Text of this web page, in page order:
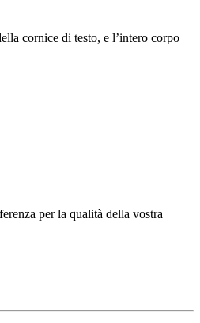
cornice di testo, e l’intero corpo
per la qualità della vostra